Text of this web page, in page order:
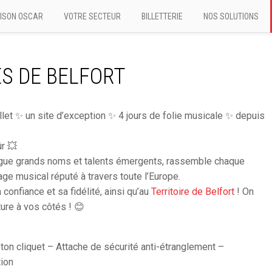
OSCAR VOTRE SECTEUR BILLETTERIE NOS SOLUTIONS
DE BELFORT
✨ un site d’exception ✨ 4 jours de folie musicale ✨ depuis
💥
grands noms et talents émergents, rassemble chaque
musical réputé à travers toute l’Europe.
et sa fidélité, ainsi qu’au Territoire de Belfort ! On
à vos côtés ! 😊
cliquet – Attache de sécurité anti-étranglement –